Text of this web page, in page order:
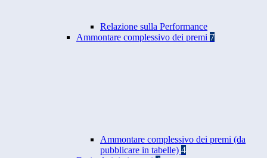
Relazione sulla Performance
Ammontare complessivo dei premi 7
Ammontare complessivo dei premi (da
pubblicare in tabelle) 4